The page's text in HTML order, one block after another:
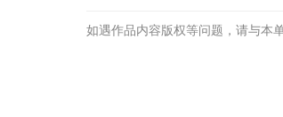
如遇作品内容版权等问题，请与本